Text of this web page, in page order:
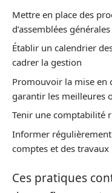
Mettre en place des
d’assemblées générales
Établir un calendrier
cadrer la gestion
Promouvoir la mise en
garantir les meilleures
Tenir une comptabilité
Informer régulièrement
comptes et des travaux
Ces pratiques